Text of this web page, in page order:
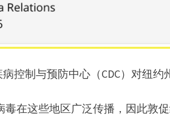
控制与预防中心（CDC）对纽
毒在这些地区广泛传播，因此敦